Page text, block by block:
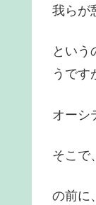
我らが
という
うで
オーシ
そこで
の前に